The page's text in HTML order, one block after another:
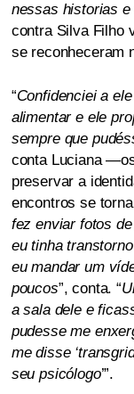
nessas historias e
contra Silva Filho
se reconheceram
“Confidenciei a
alimentar e ele
sempre que
conta Luciana
preservar a
encontros se
fez enviar fotos
eu tinha
eu mandar um
poucos”, conta. “
a sala dele e
pudesse me
me disse
seu psicólogo’”.